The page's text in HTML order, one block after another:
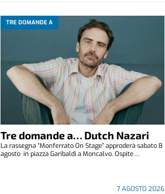
TRE DOMANDE A
Tre domande a… Dutch Nazari
7 AGOSTO 2026
La rassegna “Monferrato On Stage” approderà sabato 8
agosto in piazza Garibaldi a Moncalvo. Ospite ...